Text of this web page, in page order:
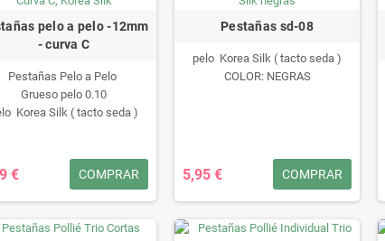
pelo a pelo -12mm
- curva C
Pestañas Pelo a Pelo
Grueso pelo 0.10
Korea Silk ( tacto seda )
€ COMPRAR
Pestañas sd-08
pelo Korea Silk ( tacto seda )
COLOR: NEGRAS
5,95 € COMPRAR